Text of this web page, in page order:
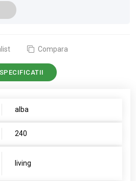
Compara
SPECIFICATII
alba
240
living